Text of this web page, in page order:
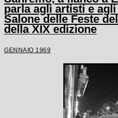
parla agli artisti e
Salone delle Feste
della XIX edizione
GENNAIO 1969